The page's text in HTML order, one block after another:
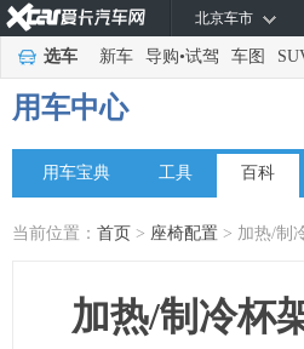
北京车市
选车 新车 导购•试驾 车图
用车中心
用车宝典 工具 百科
当前位置： 首页 > 座椅配置 > 加热/制
加热/制冷杯